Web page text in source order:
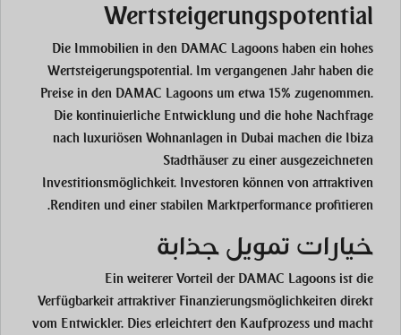
Wertsteigerungspotential
Die Immobilien in den DAMAC Lagoons haben ein hohes
Wertsteigerungspotential. Im vergangenen Jahr haben die
Preise in den DAMAC Lagoons um etwa 15% zugenommen.
Die kontinuierliche Entwicklung und die hohe Nachfrage
nach luxuriösen Wohnanlagen in Dubai machen die Ibiza
Stadthäuser zu einer ausgezeichneten
Investitionsmöglichkeit. Investoren können von attraktiven
Renditen und einer stabilen Marktperformance profitieren.
خيارات تمويل جذابة
Ein weiterer Vorteil der DAMAC Lagoons ist die
Verfügbarkeit attraktiver Finanzierungsmöglichkeiten direkt
vom Entwickler. Dies erleichtert den Kaufprozess und macht